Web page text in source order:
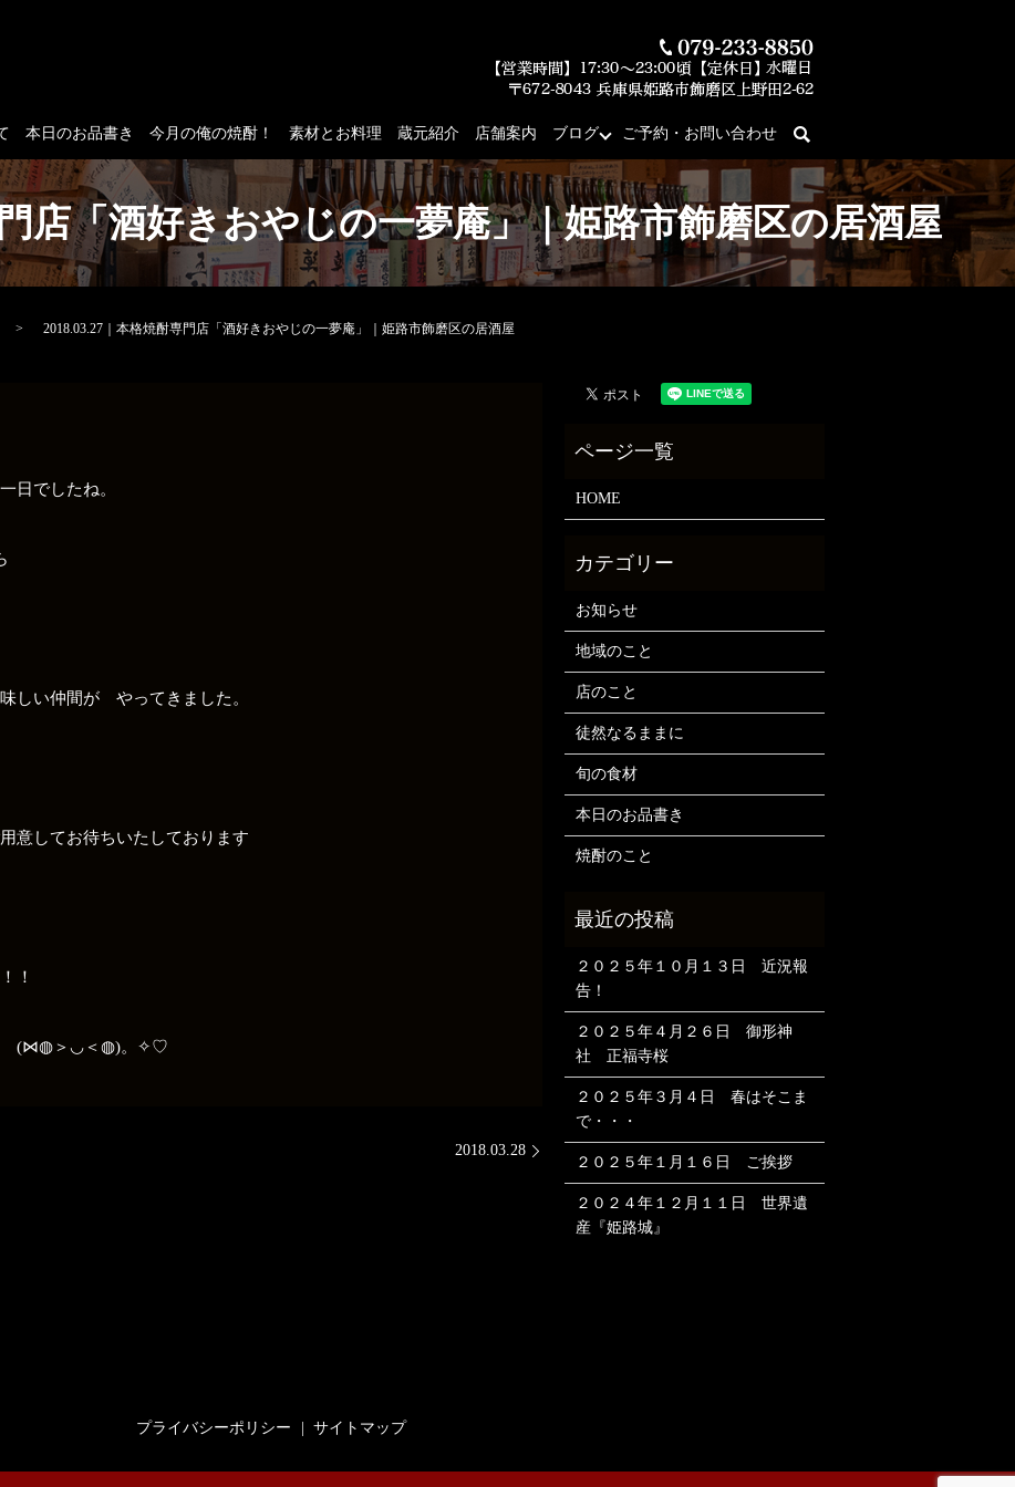
本日のお品書き 今月の俺の焼酎！ 素材とお料理 蔵元紹介 店舗案内 ブログ ご予約・お問い合わせ
店「酒好きおやじの一夢庵」｜姫路市飾磨区の居酒屋
2018.03.27｜本格焼酎専門店「酒好きおやじの一夢庵」｜姫路市飾磨区の居酒屋
日でしたね。
い仲間が やってきました。
意してお待ちいたしております
！
す (⋈◍＞◡＜◍)。✧♡
2018.03.28
HOME
お知らせ
地域のこと
店のこと
徒然なるままに
旬の食材
本日のお品書き
焼酎のこと
２０２５年１０月１３日 近況報
告！
２０２５年４月２６日 御形神
社 正福寺桜
２０２５年３月４日 春はそこま
で・・・
２０２５年１月１６日 ご挨拶
２０２４年１２月１１日 世界遺
産『姫路城』
プライバシーポリシー サイトマップ